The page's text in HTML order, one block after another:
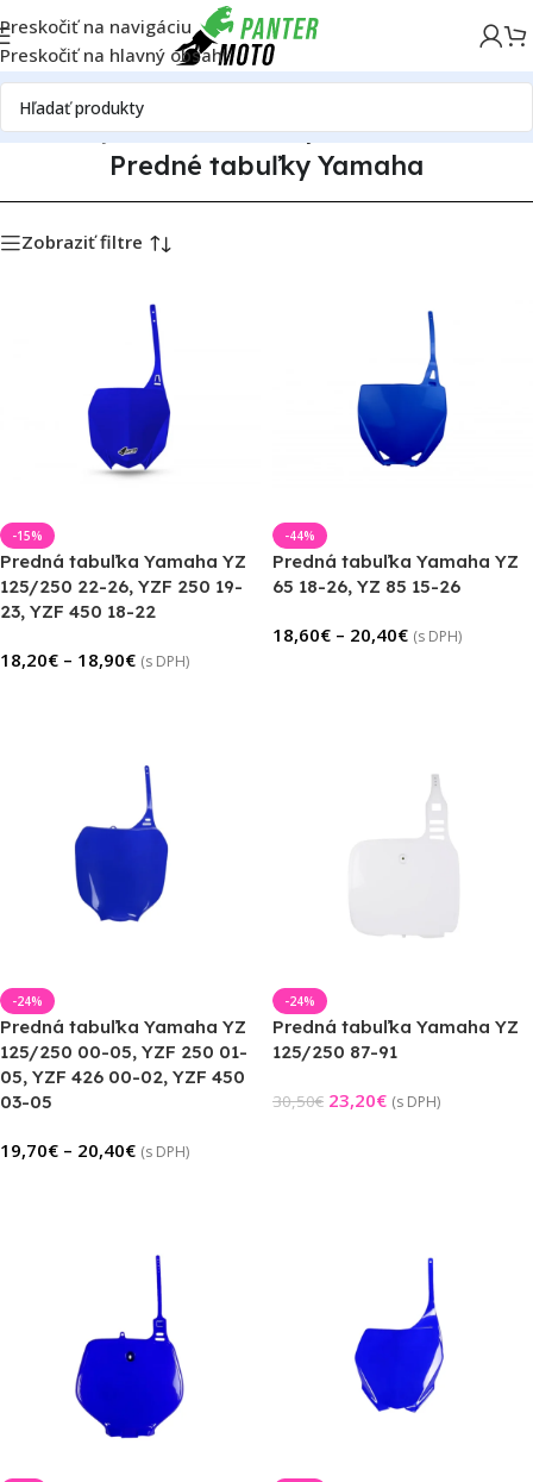
Preskočiť na navigáciu
Preskočiť na hlavný obsah
DomovPlasty YamahaPredné tabuľky Yamaha
Predné tabuľky Yamaha
Zobraziť filtre
-15%
Predná tabuľka Yamaha YZ
125/250 22-26, YZF 250 19-
23, YZF 450 18-22
18,20€ – 18,90€ (s DPH)
-44%
Predná tabuľka Yamaha YZ
65 18-26, YZ 85 15-26
18,60€ – 20,40€ (s DPH)
-24%
Predná tabuľka Yamaha YZ
125/250 00-05, YZF 250 01-
05, YZF 426 00-02, YZF 450
03-05
19,70€ – 20,40€ (s DPH)
-24%
Predná tabuľka Yamaha YZ
125/250 87-91
30,50€ 23,20€ (s DPH)